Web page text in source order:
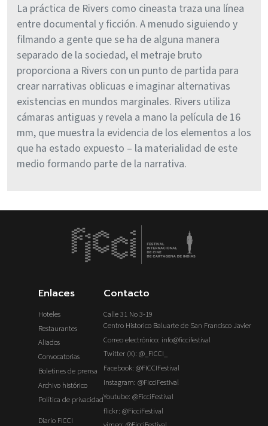
La práctica de Rivers como cineasta traza una línea
entre documental y ficción. A menudo siguiendo y
filmando a gente que se ha de alguna manera
separado de la sociedad, el metraje bruto
proporciona a Rivers con un punto de partida para
crear narrativas oblicuas e imaginar alternativas
existencias en mundos marginales. Rivers utiliza
cámaras antiguas y revela a mano la película de 16
mm, que muestra la evidencia de los elementos a los
que ha estado expuesto – la materialidad de este
medio formando parte de la narrativa.
Enlaces
Hoteles
Restaurantes
Aliados
Convocatorias
Boletines de prensa
Archivo histórico
Política de privacidad
Diario FICCI
Contacto
Calle 31 No 3-19
Centro Historico Baluarte de San Francisco Javier
Correo electrónico: info@ficcifestival
Twitter (X): @_FICCI_
Facebook: @FICCIFestival
Instagram: @FicciFestival
Youtube: @FicciFestival
flickr: @FicciFestival